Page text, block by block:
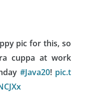
pic for this, so
cuppa at work
#Java20! pic.t